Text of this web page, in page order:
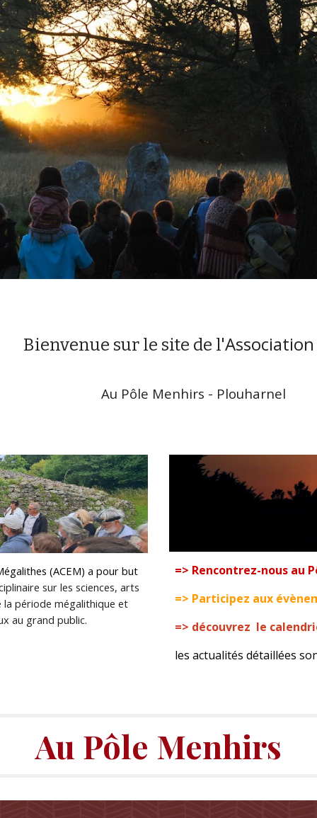
Bienvenue sur le site de l'Association
Au Pôle Menhirs - Plouharnel
(ACEM) a pour but
sur les sciences, arts
période mégalithique et
au grand public.
=> Rencontrez-nous au
=> Participez aux
=> découvrez le
les actualités détaillées
Au Pôle Menhirs